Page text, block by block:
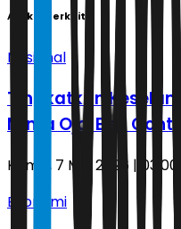
Artikel Terkait
Nasional
Tingkatkan
Minta Ojol Beri
Kamis, 7 Mei 2026 | 03.00
Ekonomi